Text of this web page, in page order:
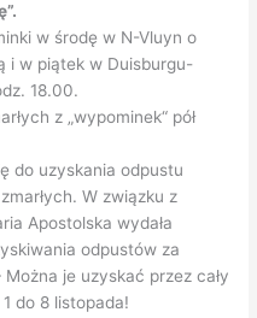
w środę w N-Vluyn o
i w piątek w Duisburgu-
18.00.
z „wypominek“ pół
do uzyskania odpustu
W związku z
Apostolska wydała
odpustów za
je uzyskać przez cały
do 8 listopada!